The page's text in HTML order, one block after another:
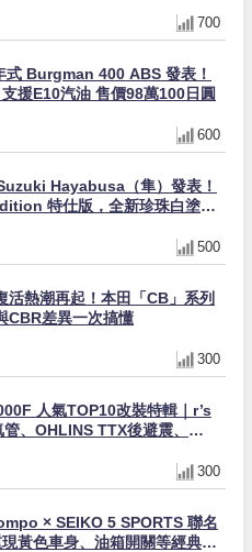
700
式 Burgman 400 ABS 發表！
援E10汽油 售價98萬100日圓
600
Hayabusa（隼）發表！
特仕版，全新珍珠白塗裝
500
活熱潮再起！本田「CB」系列
CBR差異一次搞懂
300
人氣TOP10改裝特輯｜r’s
、OHLINS TTX後避震、
300
× SEIKO 5 SPORTS 聯名
黃色車身、油箱開關等經典設